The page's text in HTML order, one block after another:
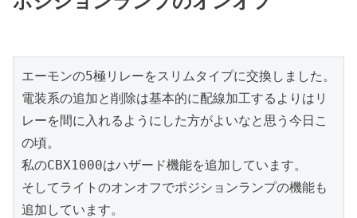
エーモンの5極リレーをスリムタイプに交換しました。
電装系の追加と削除は基本的に配線加工するよりはリ
レーを間に入れるようにした方がよいなと思う今日こ
の頃。
私のCBX1000はハザード機能を追加しています。
そしてライトのオンオフでポジションランプの機能も
追加しています。